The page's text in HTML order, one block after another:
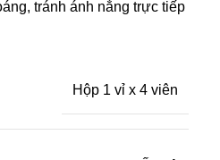
tránh ánh nắng trực tiếp
Hộp 1 vỉ x 4 viên